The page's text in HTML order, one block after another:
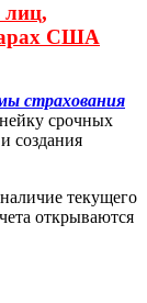
лиц,
США
страхования
срочных
создания
текущего
открываются